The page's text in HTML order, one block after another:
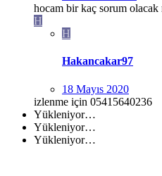
hocam bir kaç sorum
H
H
Hakancakar97
18 Mayıs 2020
izlenme için 05415640236
Yükleniyor…
Yükleniyor…
Yükleniyor…